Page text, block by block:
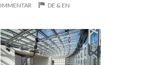
DE & EN